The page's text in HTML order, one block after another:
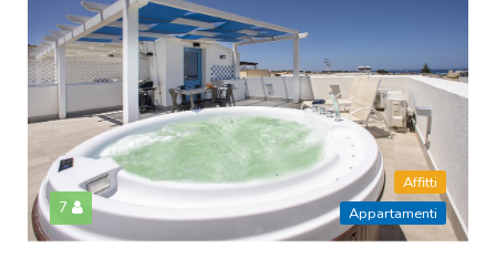
7
Affitti
Appartamenti